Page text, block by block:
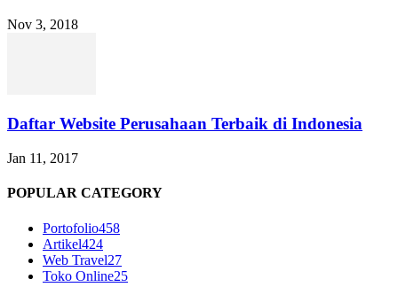
Nov 3, 2018
Daftar Website Perusahaan Terbaik di Indonesia
Jan 11, 2017
POPULAR CATEGORY
Portofolio458
Artikel424
Web Travel27
Toko Online25